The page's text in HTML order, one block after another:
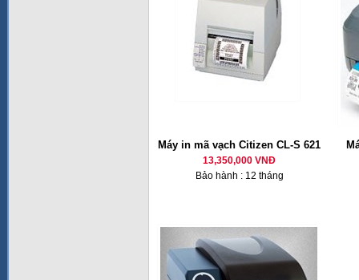
Máy in mã vạch Citizen CL-S 621
13,350,000 VNĐ
Bảo hành : 12 tháng